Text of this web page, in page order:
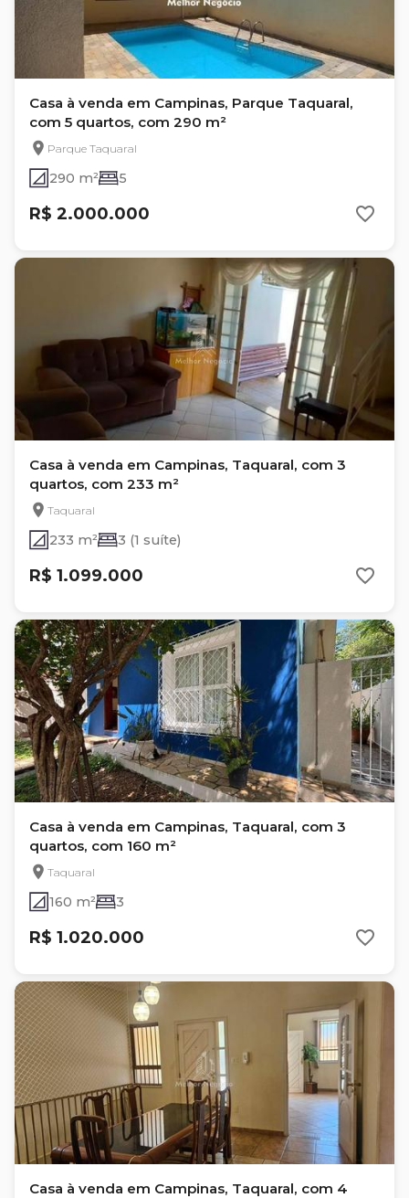
Casa à venda em Campinas, Parque Taquaral,
com 5 quartos, com 290 m²
Parque Taquaral
290 m² 5
R$ 2.000.000
Casa à venda em Campinas, Taquaral, com 3
quartos, com 233 m²
Taquaral
233 m² 3 (1 suíte)
R$ 1.099.000
Casa à venda em Campinas, Taquaral, com 3
quartos, com 160 m²
Taquaral
160 m² 3
R$ 1.020.000
Casa à venda em Campinas, Taquaral, com 4